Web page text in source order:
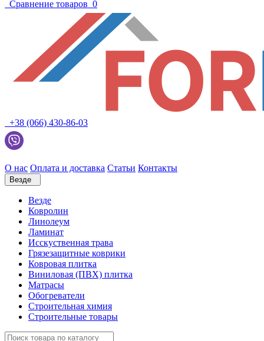
Сравнение товаров 0
+38 (066) 430-86-03
О нас Оплата и доставка Статьи Контакты
Везде
Везде
Ковролин
Линолеум
Ламинат
Исскуственная трава
Грязезащитные коврики
Ковровая плитка
Виниловая (ПВХ) плитка
Матрасы
Обогреватели
Строительная химия
Строительные товары